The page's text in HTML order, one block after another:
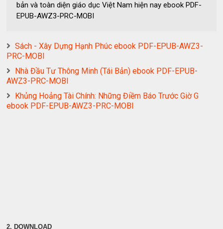
bản và toàn diện giáo dục Việt Nam hiện nay ebook PDF-
EPUB-AWZ3-PRC-MOBI
Sách - Xây Dựng Hạnh Phúc ebook PDF-EPUB-AWZ3-
PRC-MOBI
Nhà Đầu Tư Thông Minh (Tái Bản) ebook PDF-EPUB-
AWZ3-PRC-MOBI
Khủng Hoảng Tài Chính: Những Điềm Báo Trước Giờ G
ebook PDF-EPUB-AWZ3-PRC-MOBI
2. DOWNLOAD